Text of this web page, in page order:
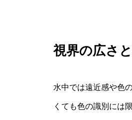
視界の広さ
水中では遠近感や色
くても色の識別には